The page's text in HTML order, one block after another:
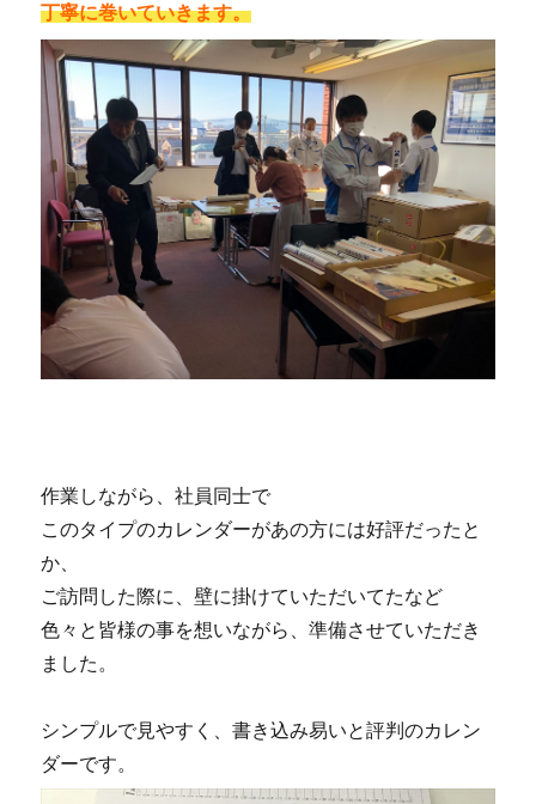
丁寧に巻いていきます。
作業しながら、社員同士で
このタイプのカレンダーがあの方には好評だったと
か、
ご訪問した際に、壁に掛けていただいてたなど
色々と皆様の事を想いながら、準備させていただき
ました。
シンプルで見やすく、書き込み易いと評判のカレン
ダーです。